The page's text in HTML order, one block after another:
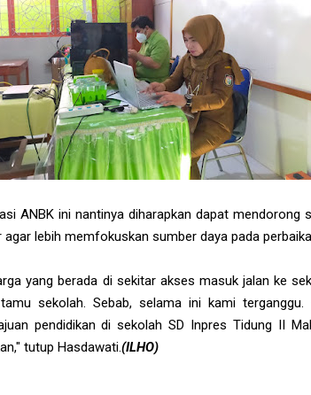
ANBK ini nantinya diharapkan dapat mendorong
agar lebih memfokuskan sumber daya pada
yang berada di sekitar akses masuk jalan ke
sekolah. Sebab, selama ini kami terganggu.
pendidikan di sekolah SD Inpres Tidung II
tutup Hasdawati.(ILHO)